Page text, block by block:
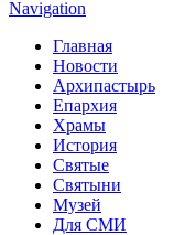
Navigation
Главная
Новости
Архипастырь
Епархия
Храмы
История
Святые
Святыни
Музей
Для СМИ